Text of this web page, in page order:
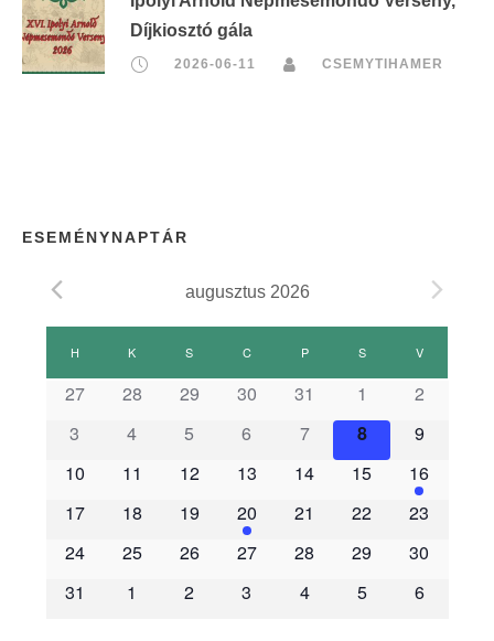
Díjkiosztó gála
2026-06-11 CSEMYTIHAMER
ESEMÉNYNAPTÁR
augusztus 2026
E
m
é
n
H K S CCSÜTÖRTÖK
PPÉNTEK SSZOMBAT
VVASÁRNAP
27 28 29 30 31 1
2
3
4 5 6 7 8
9
10
11 12 13 14 15
16
17
18 19 20 21 22
23
24
25 26 27 28 29
30
31
1 2 3 4 5 6